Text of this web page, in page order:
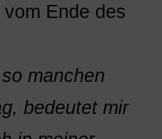
Ende des
manchen
bedeutet mir